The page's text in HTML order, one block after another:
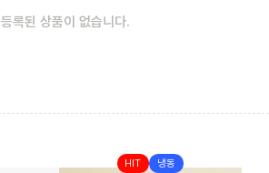
등록된 상품이 없습니다.
HIT 냉동